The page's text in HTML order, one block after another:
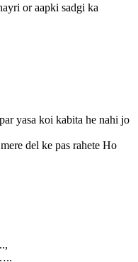
or aapki sadgi ka
yasa koi kabita he nahi jo
del ke pas rahete Ho